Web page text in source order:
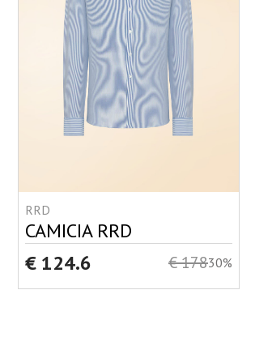
RRD
CAMICIA RRD
€ 124.6
€ 17830%